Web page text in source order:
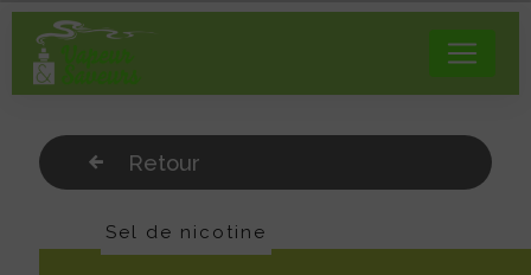
Sel de nicotine
Retour
Panneau de gestion des cookies